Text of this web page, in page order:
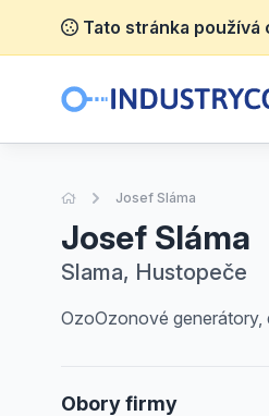
Tato stránka
Úvodní stránka
Josef Sláma
Josef Sláma
Slama, Hustopeče
OzoOzonové
Obory firmy